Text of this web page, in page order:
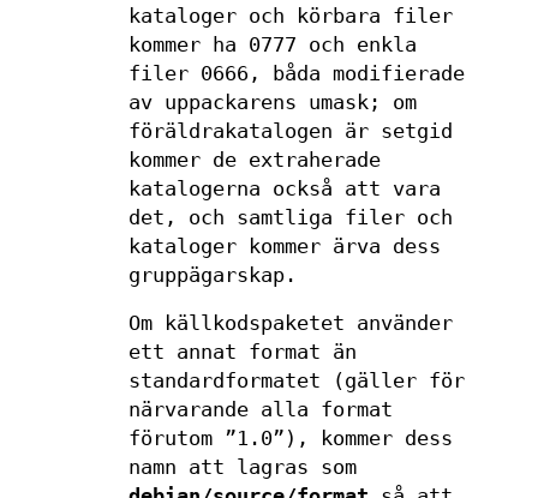
kataloger och körbara filer
kommer ha 0777 och enkla
filer 0666, båda modifierade
av uppackarens umask; om
föräldrakatalogen är setgid
kommer de extraherade
katalogerna också att vara
det, och samtliga filer och
kataloger kommer ärva dess
gruppägarskap.
Om källkodspaketet använder
ett annat format än
standardformatet (gäller för
närvarande alla format
förutom ”1.0”), kommer dess
namn att lagras som